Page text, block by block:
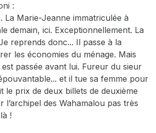
:
La Marie-Jeanne immatriculée à
demain, ici. Exceptionnellement. La
reprends donc... Il passe à la
les économies du ménage. Mais
passée avant lui. Fureur du sieur
et il tue sa femme pour
le prix de deux billets de deuxième
l’archipel des Wahamalou pas très
!